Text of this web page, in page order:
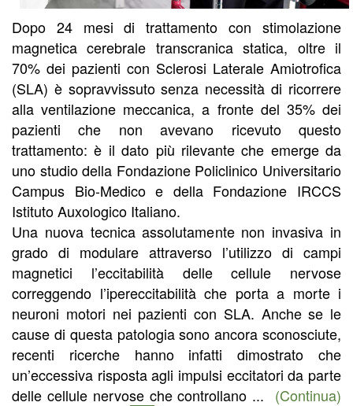
Dopo 24 mesi di trattamento con stimolazione
magnetica cerebrale transcranica statica, oltre il
70% dei pazienti con Sclerosi Laterale Amiotrofica
(SLA) è sopravvissuto senza necessità di ricorrere
alla ventilazione meccanica, a fronte del 35% dei
pazienti che non avevano ricevuto questo
trattamento: è il dato più rilevante che emerge da
uno studio della Fondazione Policlinico Universitario
Campus Bio-Medico e della Fondazione IRCCS
Istituto Auxologico Italiano.
Una nuova tecnica assolutamente non invasiva in
grado di modulare attraverso l’utilizzo di campi
magnetici l’eccitabilità delle cellule nervose
correggendo l’ipereccitabilità che porta a morte i
neuroni motori nei pazienti con SLA. Anche se le
cause di questa patologia sono ancora sconosciute,
recenti ricerche hanno infatti dimostrato che
un’eccessiva risposta agli impulsi eccitatori da parte
delle cellule nervose che controllano ... (Continua)